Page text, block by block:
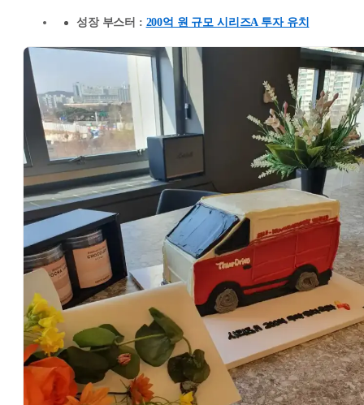
성장 부스터 : 200억 원 규모 시리즈A 투자 유치